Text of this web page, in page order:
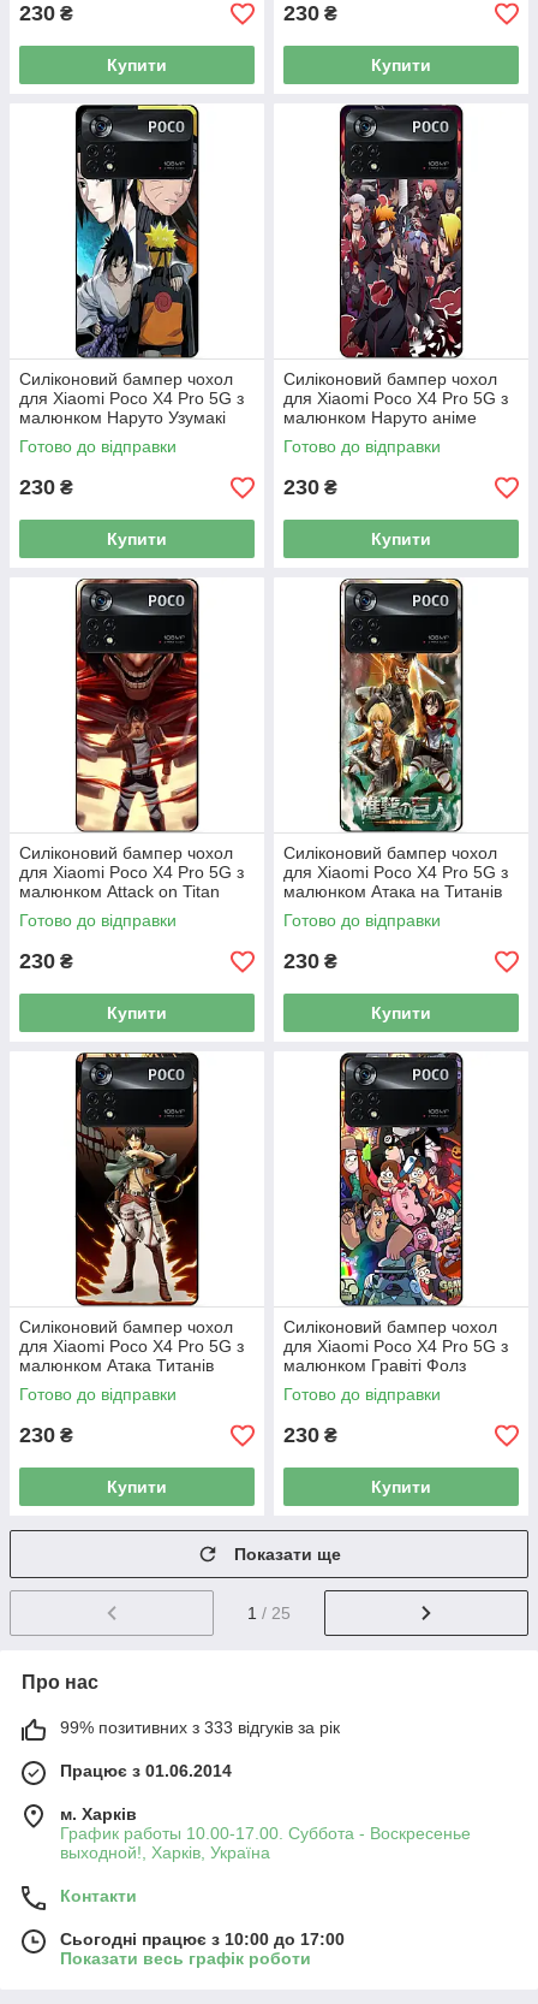
230 ₴
Купити
230 ₴
Купити
Силіконовий бампер чохол
для Xiaomi Poco X4 Pro 5G з
малюнком Наруто Узумакі
Готово до відправки
230 ₴
Купити
Силіконовий бампер чохол
для Xiaomi Poco X4 Pro 5G з
малюнком Наруто аніме
Готово до відправки
230 ₴
Купити
Силіконовий бампер чохол
для Xiaomi Poco X4 Pro 5G з
малюнком Attack on Titan
Готово до відправки
230 ₴
Купити
Силіконовий бампер чохол
для Xiaomi Poco X4 Pro 5G з
малюнком Атака на Титанів
Готово до відправки
230 ₴
Купити
Силіконовий бампер чохол
для Xiaomi Poco X4 Pro 5G з
малюнком Атака Титанів
Готово до відправки
230 ₴
Купити
Силіконовий бампер чохол
для Xiaomi Poco X4 Pro 5G з
малюнком Гравіті Фолз
Готово до відправки
230 ₴
Купити
Показати ще
1 / 25
Про нас
99% позитивних з 333 відгуків за рік
Працює з 01.06.2014
м. Харків
График работы 10.00-17.00. Суббота - Воскресенье
выходной!, Харків, Україна
Контакти
Сьогодні працює з 10:00 до 17:00
Показати весь графік роботи